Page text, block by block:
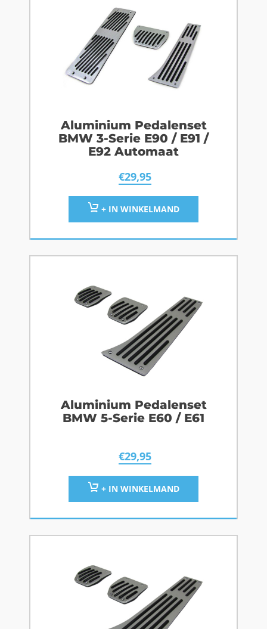
Aluminium Pedalenset
BMW 3-Serie E90 / E91 /
E92 Automaat
€29,95
+ IN WINKELMAND
Aluminium Pedalenset
BMW 5-Serie E60 / E61
€29,95
+ IN WINKELMAND